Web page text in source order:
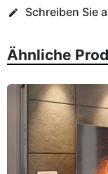
edit Schreiben Sie
Ähnliche